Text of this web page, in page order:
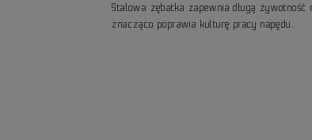
Stalowa zębatka zapewnia długą
znacząco poprawia kulturę pracy napędu.